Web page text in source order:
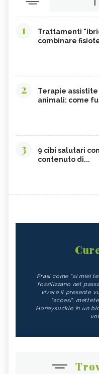
I
1
Trattamenti
combinare
2
Terapie assistite
animali: come
3
9 cibi salutari
contenuto di...
Frasi come "ai miei
fossilizzano nel
vivere il presente
"accesi",
Honeysuckle in un